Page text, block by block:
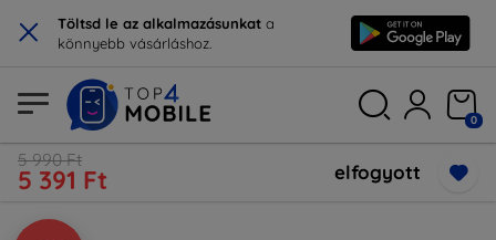
× Töltsd le az alkalmazásunkat a
könnyebb vásárláshoz.
0
5 990 Ft
5 391 Ft elfogyott